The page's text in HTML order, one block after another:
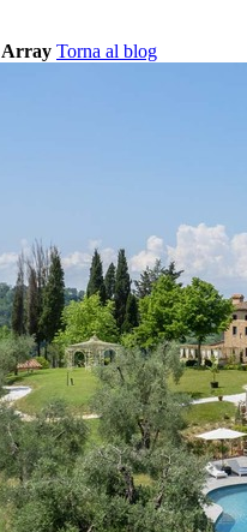
Array Torna al blog